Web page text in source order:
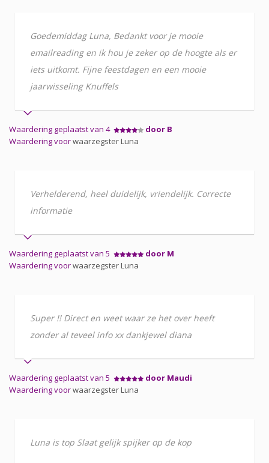
Goedemiddag Luna, Bedankt voor je mooie
emailreading en ik hou je zeker op de hoogte als er
iets uitkomt. Fijne feestdagen en een mooie
jaarwisseling Knuffels
Waardering geplaatst van 4
door B
Waardering voorwaarzegster Luna
Verhelderend, heel duidelijk, vriendelijk. Correcte
informatie
Waardering geplaatst van 5
door M
Waardering voorwaarzegster Luna
Super !! Direct en weet waar ze het over heeft
zonder al teveel info xx dankjewel diana
Waardering geplaatst van 5
door Maudi
Waardering voorwaarzegster Luna
Luna is top Slaat gelijk spijker op de kop